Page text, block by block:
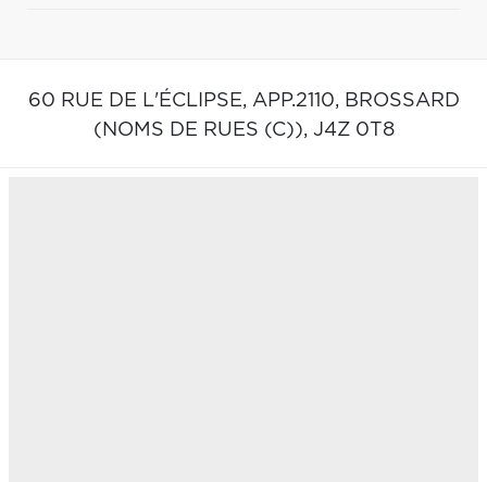
60 RUE DE L'ÉCLIPSE, APP.2110, BROSSARD
(NOMS DE RUES (C)), J4Z 0T8